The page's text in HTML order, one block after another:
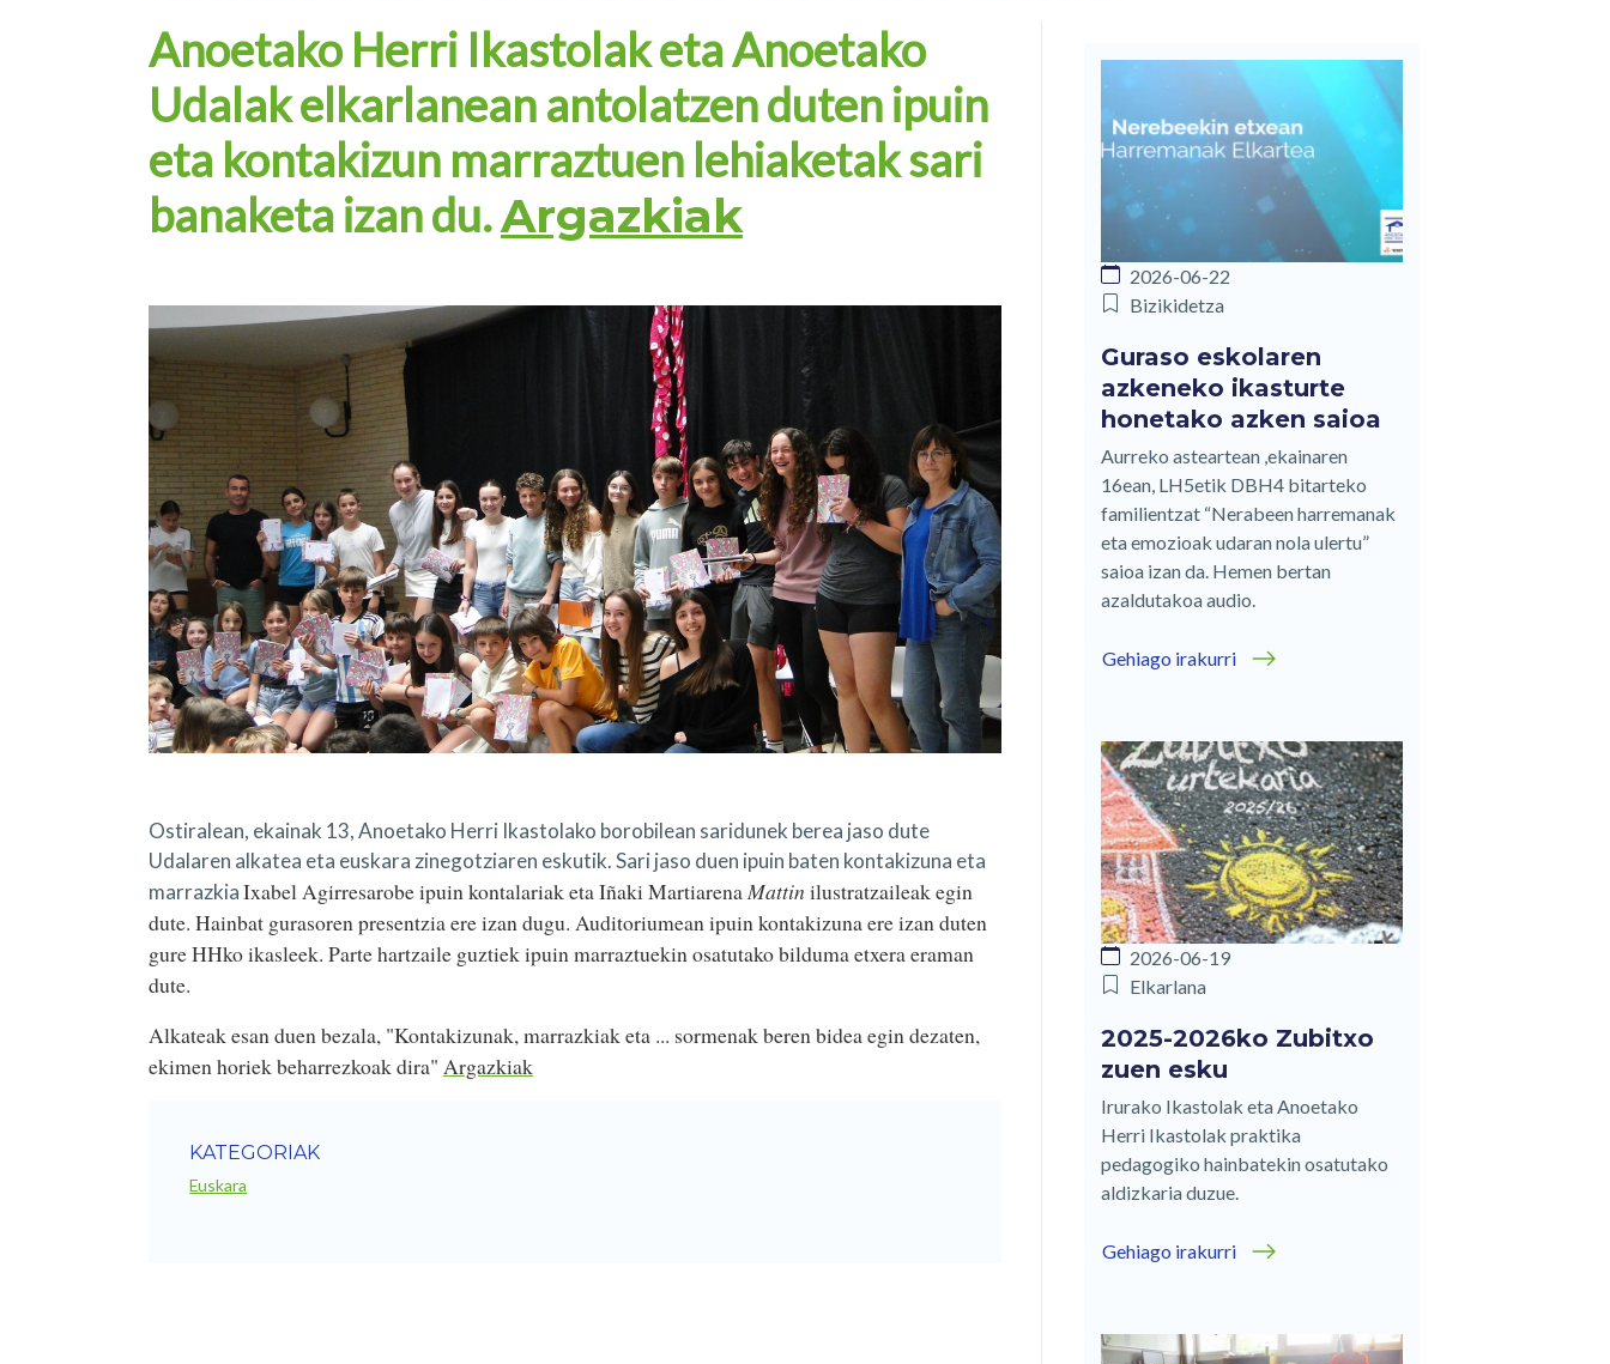
Anoetako Herri Ikastolak eta Anoetako
Udalak elkarlanean antolatzen duten ipuin
eta kontakizun marraztuen lehiaketak sari
banaketa izan du.Argazkiak
Ostiralean, ekainak 13, Anoetako Herri Ikastolako borobilean saridunek berea jaso dute
Udalaren alkatea eta euskara zinegotziaren eskutik. Sari jaso duen ipuin baten kontakizuna eta
marrazkiaIxabel Agirresarobe ipuin kontalariak eta Iñaki Martiarena Mattin ilustratzaileak egin
dute. Hainbat gurasoren presentzia ere izan dugu. Auditoriumean ipuin kontakizuna ere izan duten
gure HHko ikasleek. Parte hartzaile guztiek ipuin marraztuekin osatutako bilduma etxera eraman
dute.
Alkateak esan duen bezala, "Kontakizunak, marrazkiak eta ... sormenak beren bidea egin dezaten,
ekimen horiek beharrezkoak dira" Argazkiak
KATEGORIAK
Euskara
2026-06-22
Bizikidetza
Guraso eskolaren
azkeneko ikasturte
honetako azken saioa
Aurreko asteartean ,ekainaren
16ean, LH5etik DBH4 bitarteko
familientzat “Nerabeen harremanak
eta emozioak udaran nola ulertu”
saioa izan da. Hemen bertan
azaldutakoa audio.
Gehiago irakurri
2026-06-19
Elkarlana
2025-2026ko Zubitxo
zuen esku
Irurako Ikastolak eta Anoetako
Herri Ikastolak praktika
pedagogiko hainbatekin osatutako
aldizkaria duzue.
Gehiago irakurri